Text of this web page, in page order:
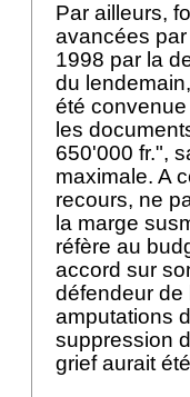
Par ailleurs,
avancées
1998 par la
du
été
les
650'000 fr.",
maximale. A
recours, ne
la marge
réfère au
accord sur
défendeur de
amputations
suppression
grief aurait